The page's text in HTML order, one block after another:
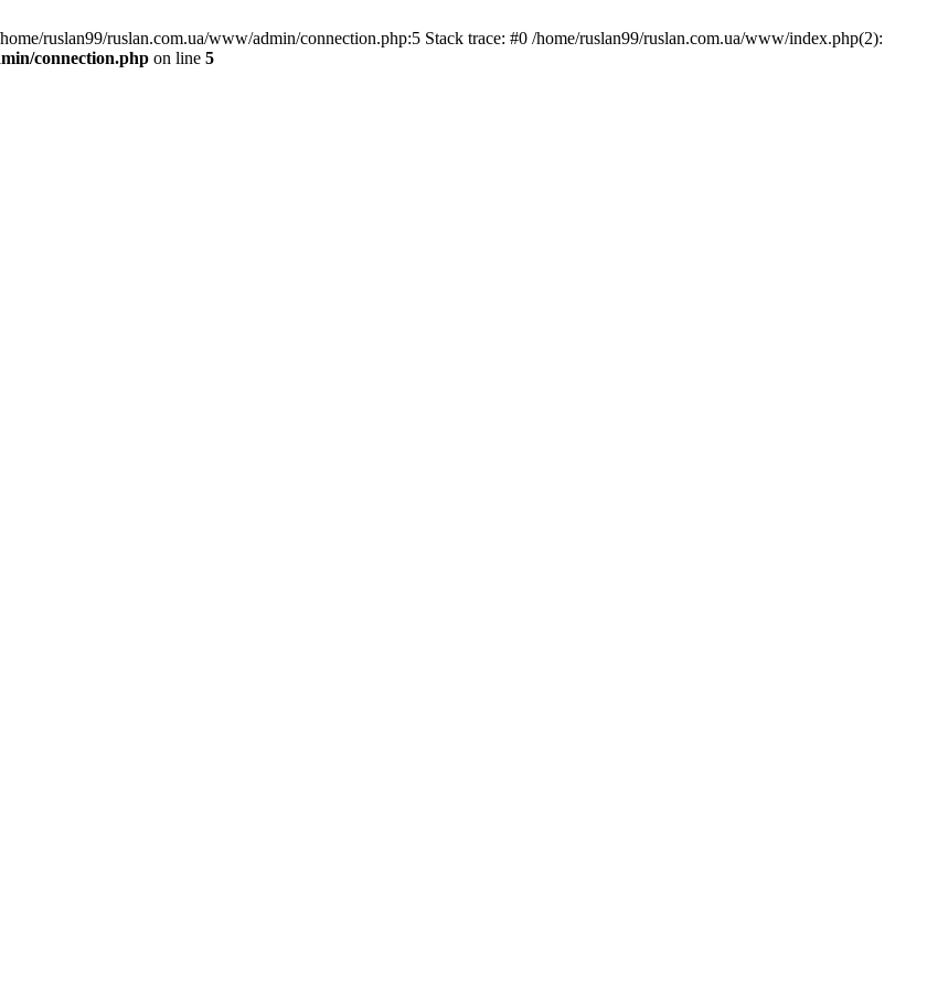
ruslan99/ruslan.com.ua/www/admin/connection.php:5 Stack trace: #0 /home/ruslan99/ruslan.com.ua/www/index.php(2):
connection.php on line 5